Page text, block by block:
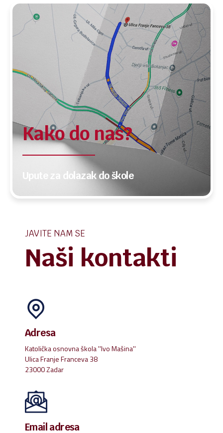
Kako do nas?
Upute za dolazak do škole
JAVITE NAM SE
Naši kontakti
Adresa
Katolička osnovna škola ''Ivo Mašina''
Ulica Franje Franceva 38
23000 Zadar
Email adresa